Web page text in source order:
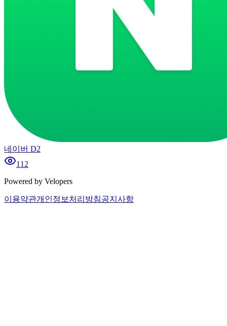
네이버 D2
112
Powered by Velopers
이용약관개인정보처리방침공지사항